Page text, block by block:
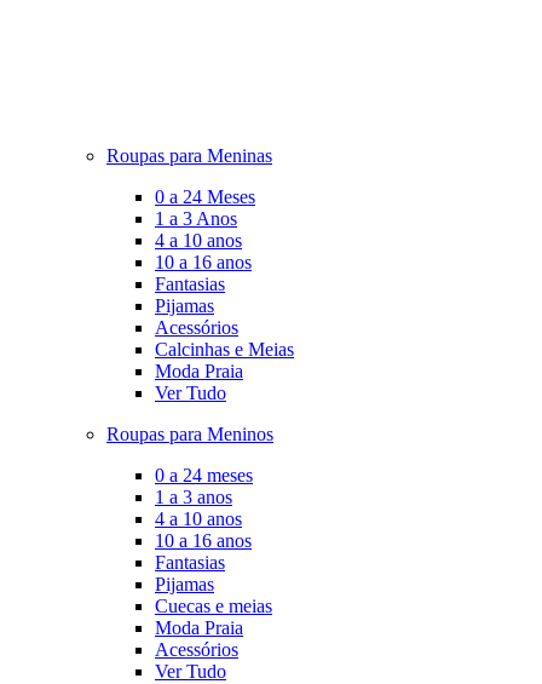
Roupas para Meninas
0 a 24 Meses
1 a 3 Anos
4 a 10 anos
10 a 16 anos
Fantasias
Pijamas
Acessórios
Calcinhas e Meias
Moda Praia
Ver Tudo
Roupas para Meninos
0 a 24 meses
1 a 3 anos
4 a 10 anos
10 a 16 anos
Fantasias
Pijamas
Cuecas e meias
Moda Praia
Acessórios
Ver Tudo